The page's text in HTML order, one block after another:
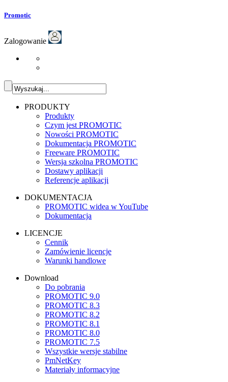
Promotic
Zalogowanie
PRODUKTY
Produkty
Czym jest PROMOTIC
Nowości PROMOTIC
Dokumentacja PROMOTIC
Freeware PROMOTIC
Wersja szkolna PROMOTIC
Dostawy aplikacji
Referencje aplikacji
DOKUMENTACJA
PROMOTIC widea w YouTube
Dokumentacja
LICENCJE
Cennik
Zamówienie licencje
Warunki handlowe
Download
Do pobrania
PROMOTIC 9.0
PROMOTIC 8.3
PROMOTIC 8.2
PROMOTIC 8.1
PROMOTIC 8.0
PROMOTIC 7.5
Wszystkie wersje stabilne
PmNetKey
Materiały informacyjne